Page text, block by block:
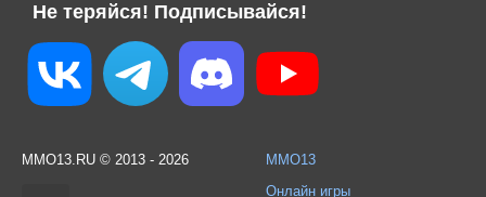
Не теряйся! Подписывайся!
MMO13.RU © 2013 - 2026
MMO13
Онлайн игры